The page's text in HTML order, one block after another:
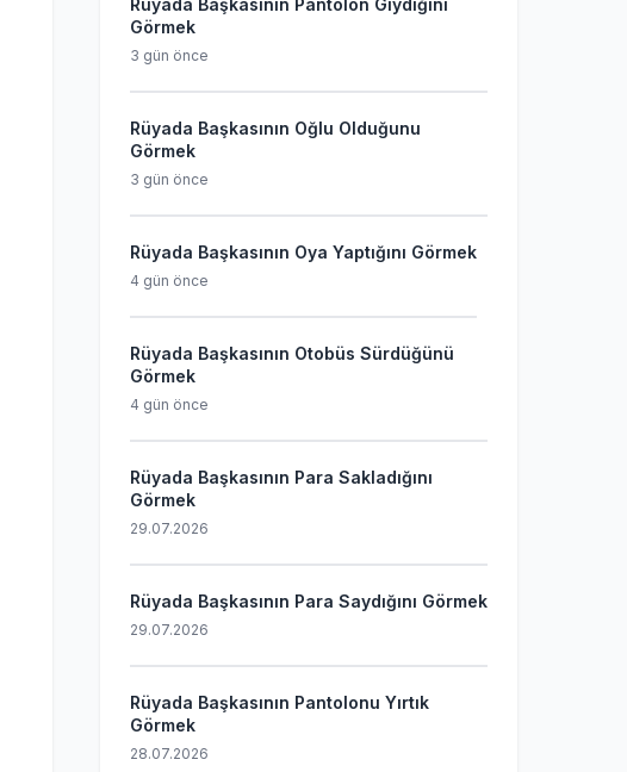
Rüyada Başkasının Pantolon Giydiğini
Görmek
3 gün önce
Rüyada Başkasının Oğlu Olduğunu
Görmek
3 gün önce
Rüyada Başkasının Oya Yaptığını Görmek
4 gün önce
Rüyada Başkasının Otobüs Sürdüğünü
Görmek
4 gün önce
Rüyada Başkasının Para Sakladığını
Görmek
29.07.2026
Rüyada Başkasının Para Saydığını Görmek
29.07.2026
Rüyada Başkasının Pantolonu Yırtık
Görmek
28.07.2026